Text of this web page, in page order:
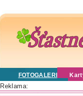
FOTOGALERIE
Reklama: